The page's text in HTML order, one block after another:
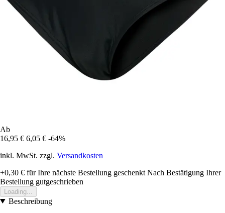
Ab
16,95 € 6,05 € -64%
inkl. MwSt. zzgl. Versandkosten
+0,30 € für Ihre nächste Bestellung geschenkt Nach Bestätigung Ihrer
Bestellung gutgeschrieben
Loading...
Beschreibung